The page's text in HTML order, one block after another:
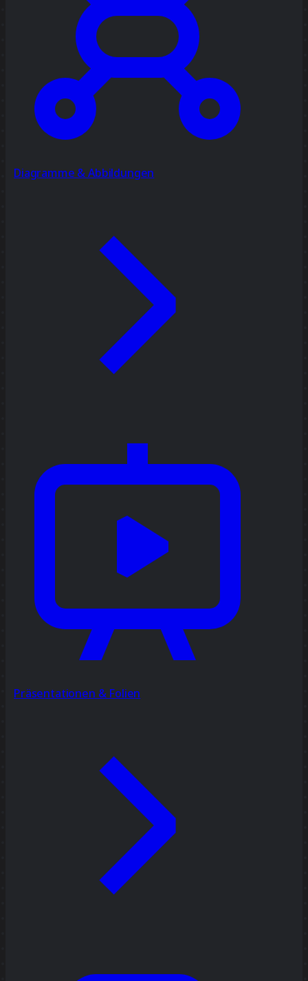
Diagramme & Abbildungen
Präsentationen & Folien